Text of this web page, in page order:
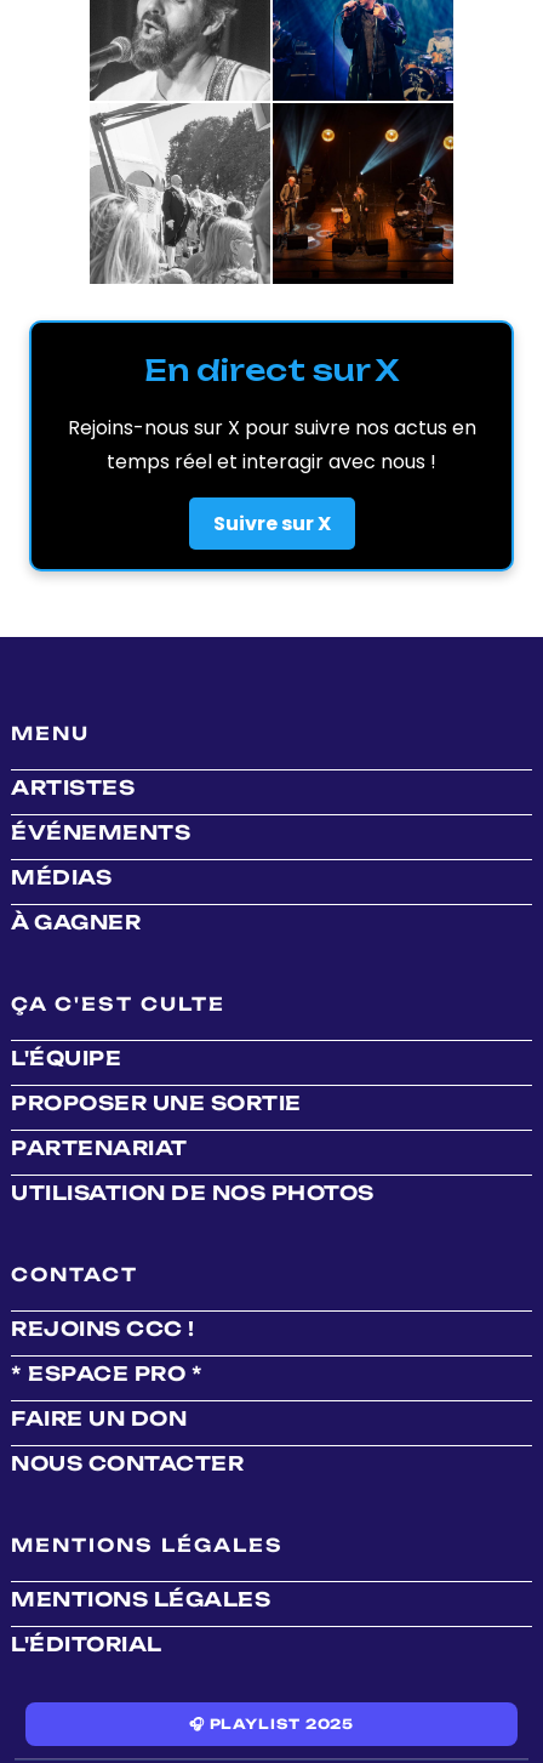
En direct sur X
Rejoins-nous sur X pour suivre nos actus en
temps réel et interagir avec nous !
Suivre sur X
MENU
ARTISTES
ÉVÉNEMENTS
MÉDIAS
À GAGNER
ÇA C'EST CULTE
L'ÉQUIPE
PROPOSER UNE SORTIE
PARTENARIAT
UTILISATION DE NOS PHOTOS
CONTACT
REJOINS CCC !
* ESPACE PRO *
FAIRE UN DON
NOUS CONTACTER
MENTIONS LÉGALES
MENTIONS LÉGALES
L'ÉDITORIAL
🎧 PLAYLIST 2025